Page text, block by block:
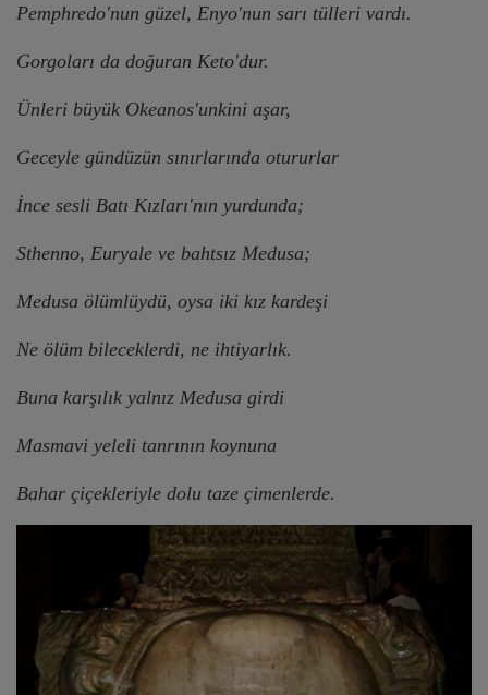
Pemphredo'nun güzel, Enyo'nun sarı tülleri vardı.
Gorgoları da doğuran Keto'dur.
Ünleri büyük Okeanos'unkini aşar,
Geceyle gündüzün sınırlarında otururlar
İnce sesli Batı Kızları'nın yurdunda;
Sthenno, Euryale ve bahtsız Medusa;
Medusa ölümlüydü, oysa iki kız kardeşi
Ne ölüm bileceklerdi, ne ihtiyarlık.
Buna karşılık yalnız Medusa girdi
Masmavi yeleli tanrının koynuna
Bahar çiçekleriyle dolu taze çimenlerde.